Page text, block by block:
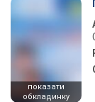
показати
обкладинку